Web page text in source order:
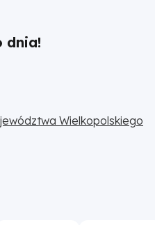
dnia!
Wielkopolskiego